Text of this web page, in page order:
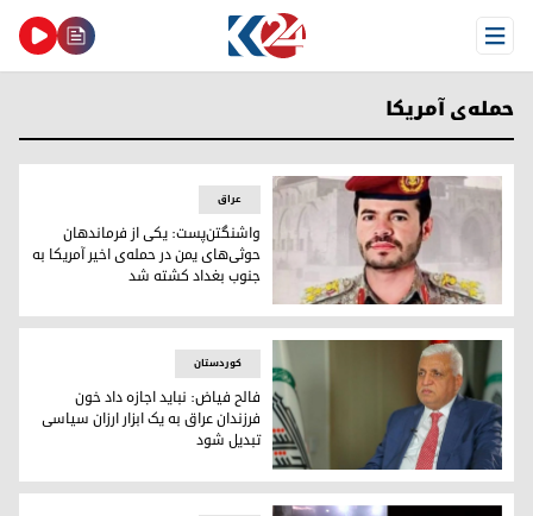
Open Menu
حمله‌ی آمریکا
حسین عبدالله مستور الشعبل از حوثی‌های یمن در عراق کشته
عراق
واشنگتن‌پست: یکی از فرماندهان
حوثی‌های یمن در حمله‌‌ی اخیر آمریکا به
جنوب بغداد کشته شد
فالح فیاض رئیس حشد‌الشعبی
کوردستان
فالح فیاض: نباید اجازه داد خون
فرزندان عراق به یک ابزار ارزان سیاسی
تبدیل شود